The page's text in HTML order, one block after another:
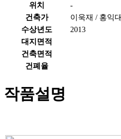
위치
-
건축가
이욱재 / 홍익
수상년도
2013
대지면적
건축면적
건폐율
작품설명